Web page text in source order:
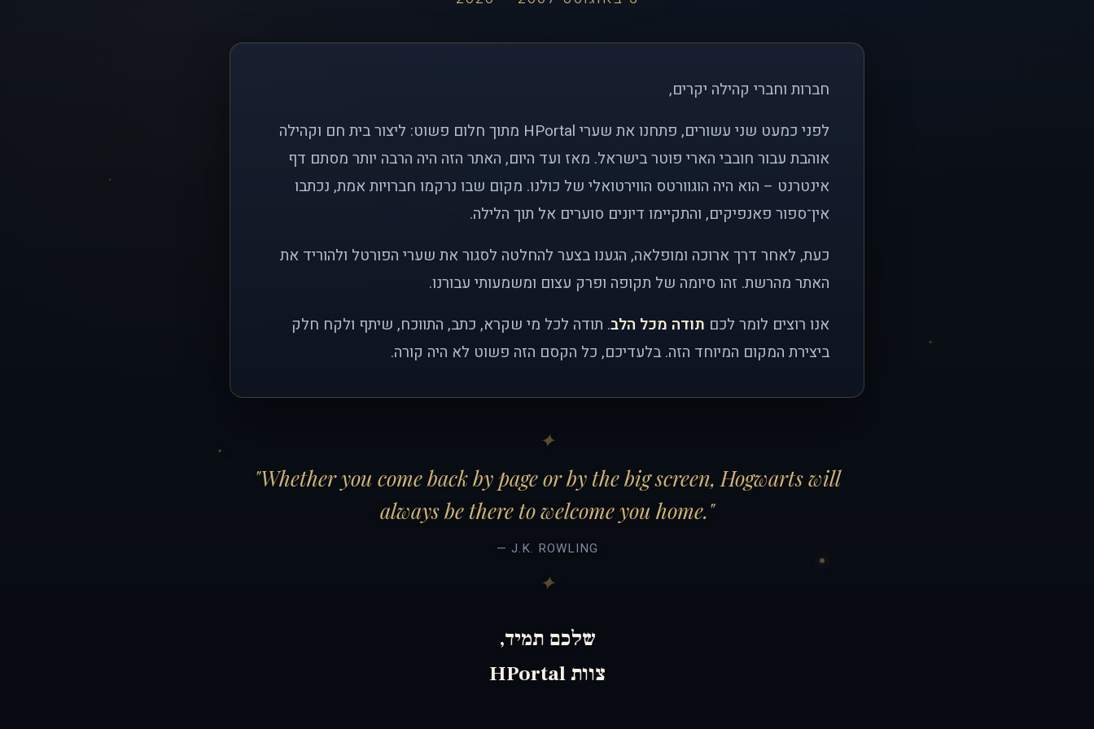
חברות וחברי קהילה יקרים,
לפני כמעט שני עשורים, פתחנו את שערי HPortal מתוך חלום פשוט: ליצור בית חם וקהילה
אוהבת עבור חובבי הארי פוטר בישראל. מאז ועד היום, האתר הזה היה הרבה יותר מסתם דף
אינטרנט – הוא היה הוגוורטס הווירטואלי של כולנו. מקום שבו נרקמו חברויות אמת, נכתבו
אין־ספור פאנפיקים, והתקיימו דיונים סוערים אל תוך הלילה.
כעת, לאחר דרך ארוכה ומופלאה, הגענו בצער להחלטה לסגור את שערי הפורטל ולהוריד את
האתר מהרשת. זהו סיומה של תקופה ופרק עצום ומשמעותי עבורנו.
אנו רוצים לומר לכם תודה מכל הלב. תודה לכל מי שקרא, כתב, התווכח, שיתף ולקח חלק
ביצירת המקום המיוחד הזה. בלעדיכם, כל הקסם הזה פשוט לא היה קורה.
"Whether you come back by page or by the big screen, Hogwarts will
always be there to welcome you home."
— J.K. ROWLING
שלכם תמיד,
צוות HPortal